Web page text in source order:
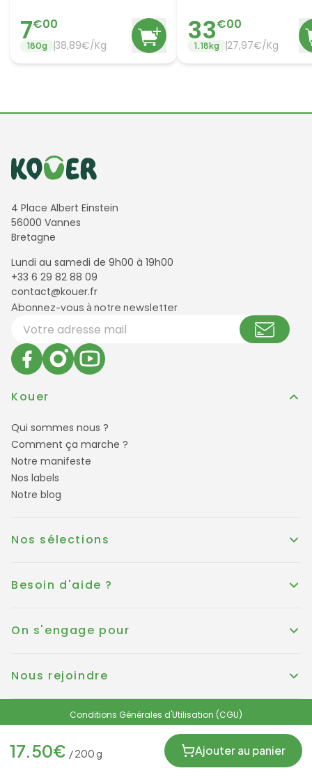
7€00
180g 38,89€/Kg 33€00
1.18kg 27,97€/Kg
17.50€ /200 g Ajouter au panier
Informations de contact
4 Place Albert Einstein
56000 Vannes
Bretagne
Lundi au samedi de 9h00 à 19h00
+33 6 29 82 88 09
contact@kouer.fr
Newsletter et réseaux sociaux
Abonnez-vous à notre newsletter
Votre adresse email
Kouer
Qui sommes nous ?
Comment ça marche ?
Notre manifeste
Nos labels
Notre blog
Nos sélections
Besoin d'aide ?
On s'engage pour
Nous rejoindre
Conditions Générales d'Utilisation (CGU)
Politique de CookiesMentions légales
Protection des données personnelles et RGPD
FRANCE © KOUER France 2025